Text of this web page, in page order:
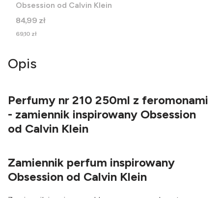
Obsession od Calvin Klein
Cena
84,99 zł
Cena
69,10 zł
Opis
Perfumy nr 210 250ml z feromonami
- zamiennik inspirowany Obsession
od Calvin Klein
Zamiennik perfum inspirowany
Obsession od Calvin Klein